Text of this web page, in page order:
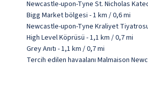
Newcastle-upon-Tyne St. Nicholas
Bigg Market bölgesi - 1 km / 0,6 mi
Newcastle-upon-Tyne Kraliyet
High Level Köprüsü - 1,1 km / 0,7 mi
Grey Anıtı - 1,1 km / 0,7 mi
Tercih edilen havaalanı Malmaison